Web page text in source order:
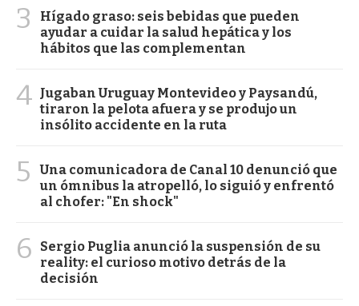
3
Hígado graso: seis bebidas que pueden
ayudar a cuidar la salud hepática y los
hábitos que las complementan
4 Jugaban Uruguay Montevideo y Paysandú,
tiraron la pelota afuera y se produjo un
insólito accidente en la ruta
5
Una comunicadora de Canal 10 denunció que
un ómnibus la atropelló, lo siguió y enfrentó
al chofer: "En shock"
6
Sergio Puglia anunció la suspensión de su
reality: el curioso motivo detrás de la
decisión